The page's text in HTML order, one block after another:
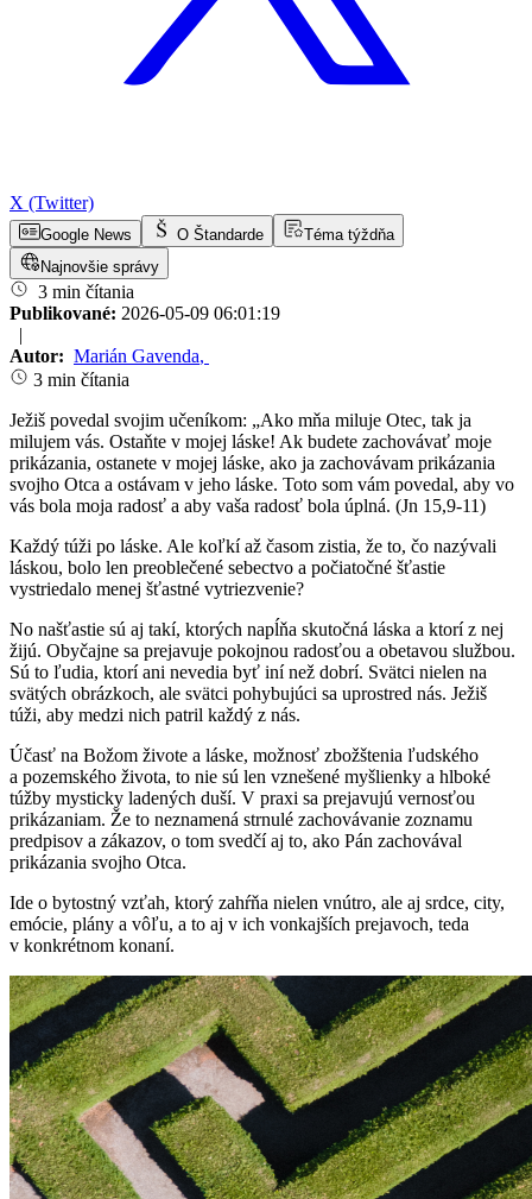
X (Twitter)
Google News O Štandarde
Téma týždňa
Najnovšie správy
3 min čítania
Publikované: 2026-05-09 06:01:19
|
Autor: Marián Gavenda,
3 min čítania
Ježiš povedal svojim učeníkom: „Ako mňa miluje Otec, tak ja
milujem vás. Ostaňte v mojej láske! Ak budete zachovávať moje
prikázania, ostanete v mojej láske, ako ja zachovávam prikázania
svojho Otca a ostávam v jeho láske. Toto som vám povedal, aby vo
vás bola moja radosť a aby vaša radosť bola úplná. (Jn 15,9-11)
Každý túži po láske. Ale koľkí až časom zistia, že to, čo nazývali
láskou, bolo len preoblečené sebectvo a počiatočné šťastie
vystriedalo menej šťastné vytriezvenie?
No našťastie sú aj takí, ktorých napĺňa skutočná láska a ktorí z nej
žijú. Obyčajne sa prejavuje pokojnou radosťou a obetavou službou.
Sú to ľudia, ktorí ani nevedia byť iní než dobrí. Svätci nielen na
svätých obrázkoch, ale svätci pohybujúci sa uprostred nás. Ježiš
túži, aby medzi nich patril každý z nás.
Účasť na Božom živote a láske, možnosť zbožštenia ľudského
a pozemského života, to nie sú len vznešené myšlienky a hlboké
túžby mysticky ladených duší. V praxi sa prejavujú vernosťou
prikázaniam. Že to neznamená strnulé zachovávanie zoznamu
predpisov a zákazov, o tom svedčí aj to, ako Pán zachovával
prikázania svojho Otca.
Ide o bytostný vzťah, ktorý zahŕňa nielen vnútro, ale aj srdce, city,
emócie, plány a vôľu, a to aj v ich vonkajších prejavoch, teda
v konkrétnom konaní.